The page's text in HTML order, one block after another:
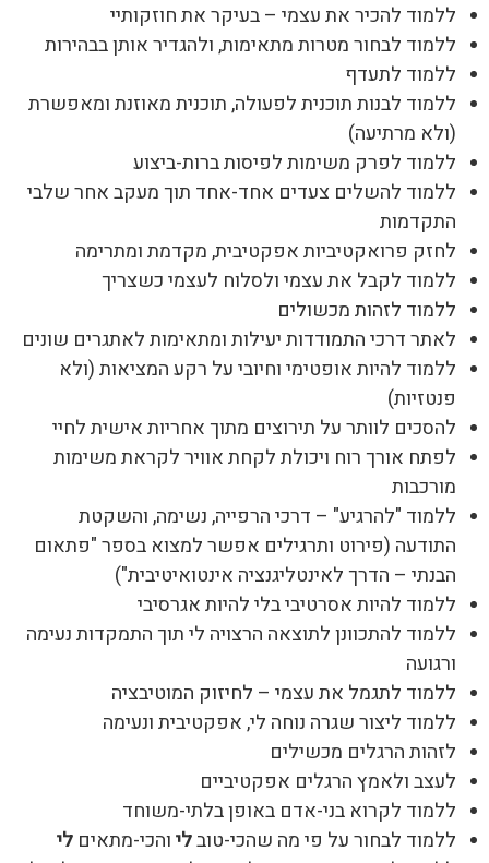
ללמוד להכיר את עצמי – בעיקר את חוזקותיי
ללמוד לבחור מטרות מתאימות, ולהגדיר אותן בבהירות
ללמוד לתעדף
ללמוד לבנות תוכנית לפעולה, תוכנית מאוזנת ומאפשרת
(ולא מרתיעה)
ללמוד לפרק משימות לפיסות ברות-ביצוע
ללמוד להשלים צעדים אחד-אחד תוך מעקב אחר שלבי
התקדמות
לחזק פרואקטיביות אפקטיבית, מקדמת ומתרימה
ללמוד לקבל את עצמי ולסלוח לעצמי כשצריך
ללמוד לזהות מכשולים
לאתר דרכי התמודדות יעילות ומתאימות לאתגרים שונים
ללמוד להיות אופטימי וחיובי על רקע המציאות (ולא
פנטזיות)
להסכים לוותר על תירוצים מתוך אחריות אישית לחיי
לפתח אורך רוח ויכולת לקחת אוויר לקראת משימות
מורכבות
ללמוד "להרגיע" – דרכי הרפייה, נשימה, והשקטת
התודעה (פירוט ותרגילים אפשר למצוא בספר "פתאום
הבנתי – הדרך לאינטליגנציה אינטואיטיבית")
ללמוד להיות אסרטיבי בלי להיות אגרסיבי
ללמוד להתכוונן לתוצאה הרצויה לי תוך התמקדות נעימה
ורגועה
ללמוד לתגמל את עצמי – לחיזוק המוטיבציה
ללמוד ליצור שגרה נוחה לי, אפקטיבית ונעימה
לזהות הרגלים מכשילים
לעצב ולאמץ הרגלים אפקטיביים
ללמוד לקרוא בני-אדם באופן בלתי-משוחד
ללמוד לבחור על פי מה שהכי-טובליוהכי-מתאים לי